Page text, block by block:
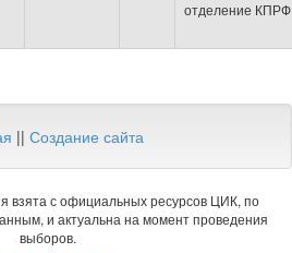
отделение КПРФ
|| Создание сайта
с официальных ресурсов ЦИК, по
и актуальна на момент проведения
выборов.